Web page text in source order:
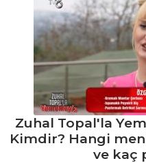
Zuhal Topal'la
Kimdir? Hangi
ve kaç